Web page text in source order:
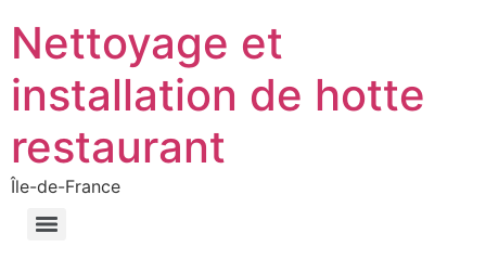
Nettoyage et
installation de hotte
restaurant
Île-de-France